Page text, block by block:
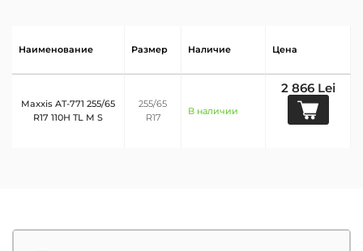
Наименование Размер Наличие Цена
Maxxis AT-771 255/65
R17 110H TL M S
255/65
R17
В наличии
2 866 Lei